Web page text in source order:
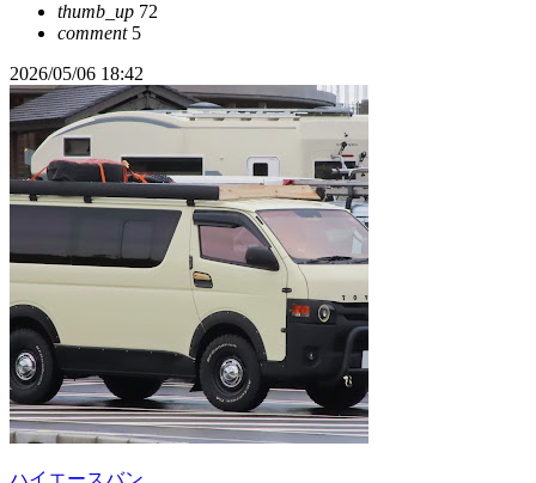
thumb_up 72
comment5
2026/05/06 18:42
ハイエースバン